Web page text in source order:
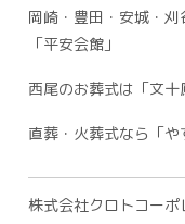
岡崎・豊田・安城・
「平安会館」
西尾のお葬式は「文十
直葬・火葬式なら「や
株式会社クロトコーポ